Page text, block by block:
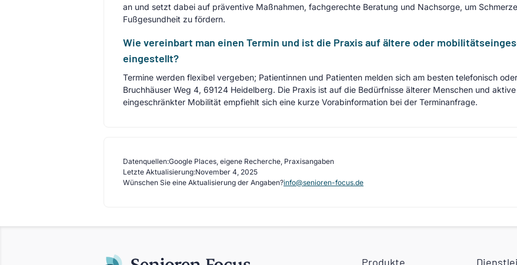
an und setzt dabei auf präventive Maßnahmen, fachgerechte Beratung und Nachsorge, um
Fußgesundheit zu fördern.
Wie vereinbart man einen Termin und ist die Praxis auf ältere oder
eingestellt?
Termine werden flexibel vergeben; Patientinnen und Patienten melden sich am besten telefonisch
Bruchhäuser Weg 4, 69124 Heidelberg. Die Praxis ist auf die Bedürfnisse älterer Menschen und
eingeschränkter Mobilität empfiehlt sich eine kurze Vorabinformation bei der Terminanfrage.
Datenquellen:Google Places, eigene Recherche, Praxisangaben
Letzte Aktualisierung:November 4, 2025
Wünschen Sie eine Aktualisierung der Angaben?info@senioren-focus.de
Produkte